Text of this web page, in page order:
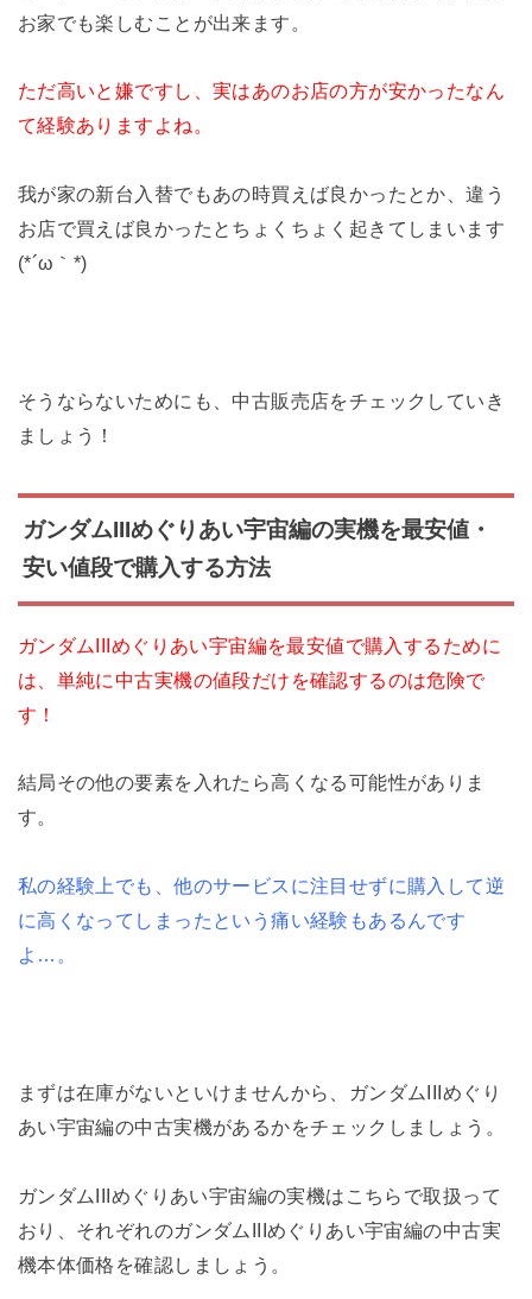
お家でも楽しむことが出来ます。
ただ高いと嫌ですし、実はあのお店の方が安かったなん
て経験ありますよね。
我が家の新台入替でもあの時買えば良かったとか、違う
お店で買えば良かったとちょくちょく起きてしまいます
(*´ω｀*)
そうならないためにも、中古販売店をチェックしていき
ましょう！
ガンダムIIIめぐりあい宇宙編の実機を最安値・
安い値段で購入する方法
ガンダムIIIめぐりあい宇宙編を最安値で購入するために
は、単純に中古実機の値段だけを確認するのは危険で
す！
結局その他の要素を入れたら高くなる可能性がありま
す。
私の経験上でも、他のサービスに注目せずに購入して逆
に高くなってしまったという痛い経験もあるんです
よ…。
まずは在庫がないといけませんから、ガンダムIIIめぐり
あい宇宙編の中古実機があるかをチェックしましょう。
ガンダムIIIめぐりあい宇宙編の実機はこちらで取扱って
おり、それぞれのガンダムIIIめぐりあい宇宙編の中古実
機本体価格を確認しましょう。